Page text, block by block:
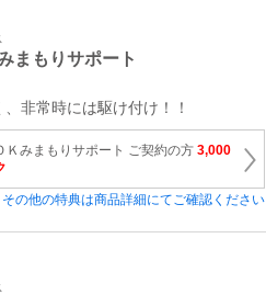
まもりサポート
非常時には駆け付け！！
みまもりサポート ご契約の方 3,000
その他の特典は商品詳細にてご確認ください